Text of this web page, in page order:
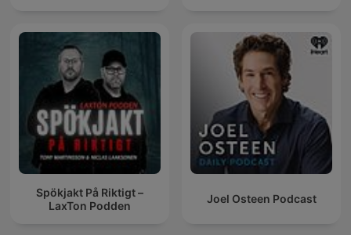
Spökjakt På Riktigt –
LaxTon Podden
Joel Osteen Podcast